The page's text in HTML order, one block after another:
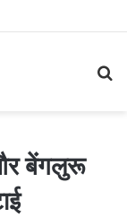
बेंगलुरू